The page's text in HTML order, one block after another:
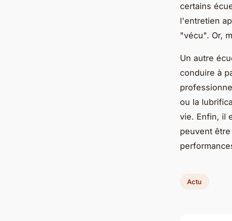
certains
l'entretien
"vécu". Or,
Un autre
conduire à
ou la
vie. Enfin, il
peuvent
Actu